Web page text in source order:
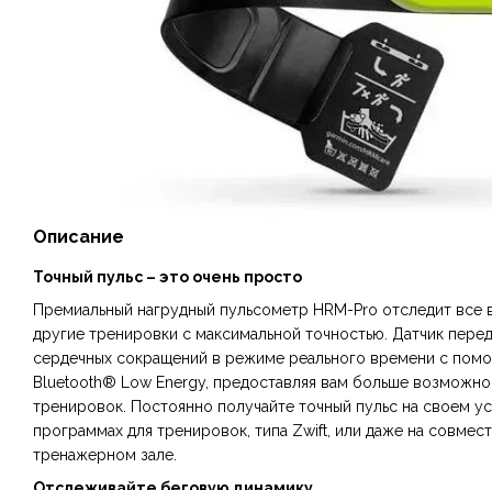
Описание
Точный пульс – это очень просто
Премиальный нагрудный пульсометр HRM-Pro отследит
другие тренировки с максимальной точностью. Датчик
сердечных сокращений в режиме реального времени с
Bluetooth® Low Energy, предоставляя вам больше
тренировок. Постоянно получайте точный пульс на своем
программах для тренировок, типа Zwift, или даже на
тренажерном зале.